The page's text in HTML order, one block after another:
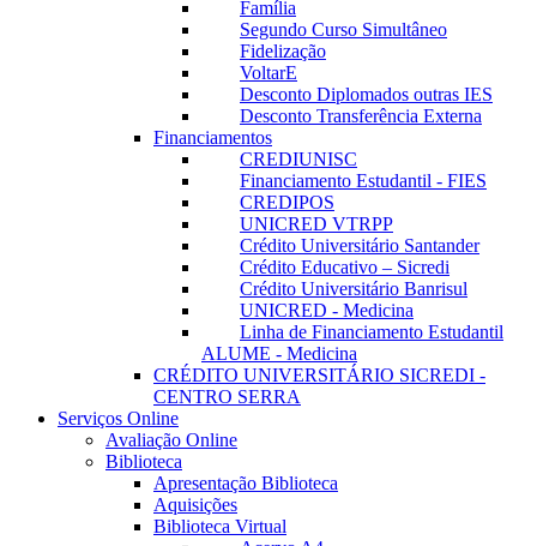
Família
Segundo Curso Simultâneo
Fidelização
VoltarE
Desconto Diplomados outras IES
Desconto Transferência Externa
Financiamentos
CREDIUNISC
Financiamento Estudantil - FIES
CREDIPOS
UNICRED VTRPP
Crédito Universitário Santander
Crédito Educativo – Sicredi
Crédito Universitário Banrisul
UNICRED - Medicina
Linha de Financiamento Estudantil
ALUME - Medicina
CRÉDITO UNIVERSITÁRIO SICREDI -
CENTRO SERRA
Serviços Online
Avaliação Online
Biblioteca
Apresentação Biblioteca
Aquisições
Biblioteca Virtual